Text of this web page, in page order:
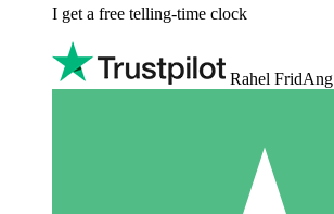
I get a free telling-time clock
Rahel FridAng